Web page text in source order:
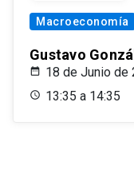
Macroeconomía
Gustavo
18 de Junio de
13:35 a 14:35